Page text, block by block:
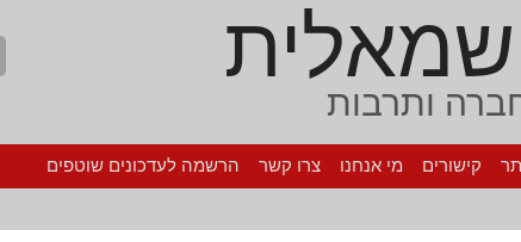
ותרבות
קישורים מי אנחנו צרו קשר הרשמה לעדכונים שוטפים